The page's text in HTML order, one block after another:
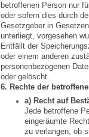
betroffenen Person nur
oder sofern dies durch
Gesetzgeber in
unterliegt, vorgesehen
Entfällt der
oder einem anderen
personenbezogenen
oder gelöscht.
6. Rechte der
a) Recht auf
Jede betroffene
eingeräumte
zu verlangen, ob